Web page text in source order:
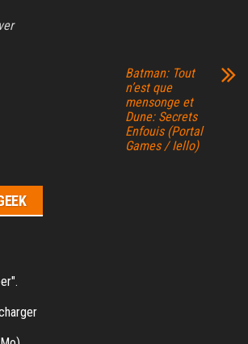
Batman: Tout
n’est que
mensonge et
Dune: Secrets
Enfouis (Portal
Games / Iello)